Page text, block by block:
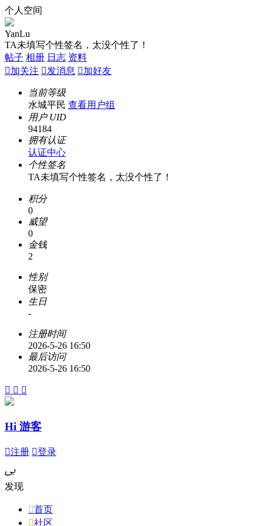
个人空间
YanLu
TA未填写个性签名，太没个性了！
帖子 相册 日志 资料
加关注 发消息 加好友
当前等级
水城平民 查看用户组
用户 UID
94184
拥有认证
认证中心
个性签名
TA未填写个性签名，太没个性了！
积分
0
威望
0
金钱
2
性别
保密
生日
-
注册时间
2026-5-26 16:50
最后访问
2026-5-26 16:50
  
Hi 游客
注册 登录
ﰉ
发现
首页
社区